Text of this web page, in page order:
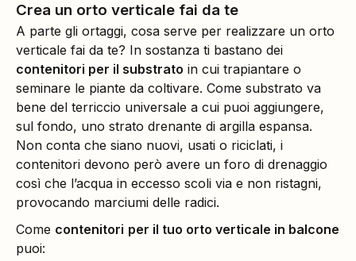
Crea un orto verticale fai da te
A parte gli ortaggi, cosa serve per realizzare un orto
verticale fai da te? In sostanza ti bastano dei
contenitori per il substrato in cui trapiantare o
seminare le piante da coltivare. Come substrato va
bene del terriccio universale a cui puoi aggiungere,
sul fondo, uno strato drenante di argilla espansa.
Non conta che siano nuovi, usati o riciclati, i
contenitori devono però avere un foro di drenaggio
così che l’acqua in eccesso scoli via e non ristagni,
provocando marciumi delle radici.
Come contenitori per il tuo orto verticale in balcone
puoi: